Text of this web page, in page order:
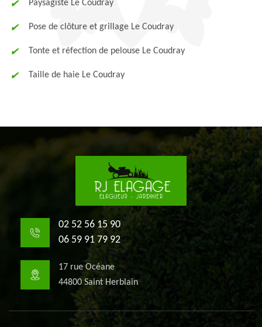
Paysagiste Le Coudray
Pose de clôture et grillage Le Coudray
Tonte et réfection de pelouse Le Coudray
Taille de haie Le Coudray
02 52 56 15 90
06 59 91 79 92
17 rue Océane
44800 Saint Herblain